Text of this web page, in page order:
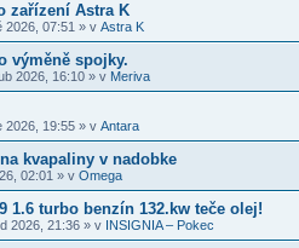
zařízení Astra K
2026, 07:51 » v Astra K
výměně spojky.
2026, 16:10 » v Meriva
2026, 19:55 » v Antara
kvapaliny v nadobke
02:01 » v Omega
1.6 turbo benzín 132.kw teče olej!
2026, 21:36 » v INSIGNIA – Pokec